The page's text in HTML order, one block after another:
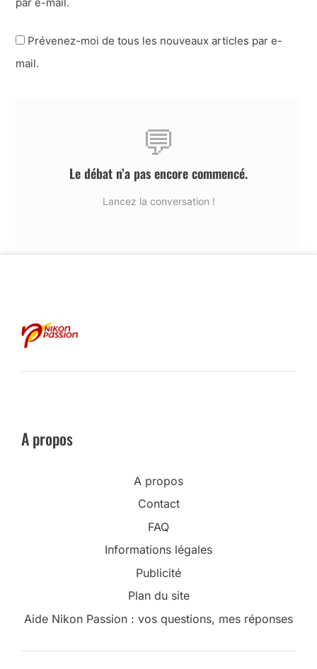
Prévenez-moi de tous les nouveaux articles par e-
mail.
💬
Le débat n’a pas encore commencé.
Lancez la conversation !
A propos
A propos
Contact
FAQ
Informations légales
Publicité
Plan du site
Aide Nikon Passion : vos questions, mes réponses